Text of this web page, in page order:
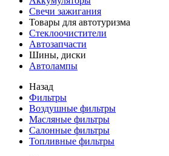
Свечи зажигания
Товары для автотуризма
Стеклоочистители
Автозапчасти
Шины, диски
Автолампы
Назад
Фильтры
Воздушные фильтры
Масляные фильтры
Салонные фильтры
Топливные фильтры